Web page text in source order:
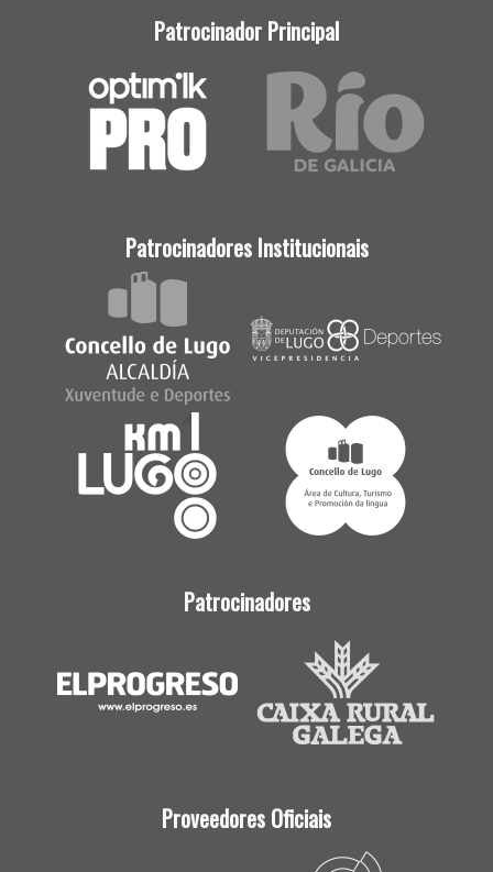
Patrocinador Principal
Patrocinadores Institucionais
Patrocinadores
Proveedores Oficiais